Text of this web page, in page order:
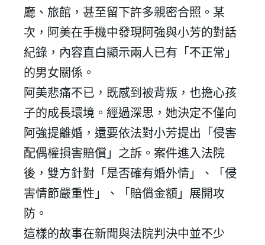
廳、旅館，甚至留下許多親密合照。某
次，阿美在手機中發現阿強與小芳的對話
紀錄，內容直白顯示兩人已有「不正常」
的男女關係。
阿美悲痛不已，既感到被背叛，也擔心孩
子的成長環境。經過深思，她決定不僅向
阿強提離婚，還要依法對小芳提出「侵害
配偶權損害賠償」之訴。案件進入法院
後，雙方針對「是否確有婚外情」、「侵
害情節嚴重性」、「賠償金額」展開攻
防。
這樣的故事在新聞與法院判決中並不少